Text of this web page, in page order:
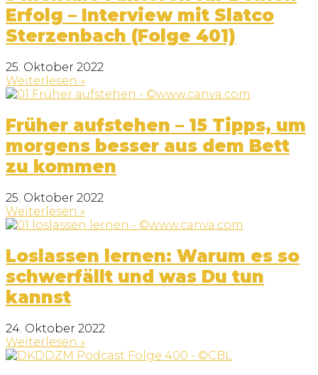
Erfolg – Interview mit Slatco
Sterzenbach (Folge 401)
25. Oktober 2022
Weiterlesen »
Früher aufstehen – 15 Tipps, um
morgens besser aus dem Bett
zu kommen
25. Oktober 2022
Weiterlesen »
Loslassen lernen: Warum es so
schwerfällt und was Du tun
kannst
24. Oktober 2022
Weiterlesen »